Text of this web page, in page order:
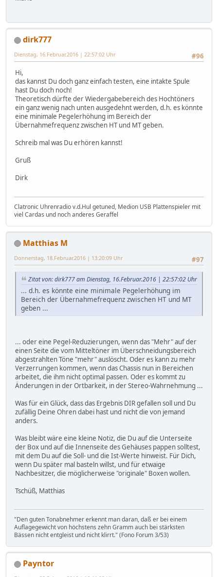
dirk777
#96
Dienstag, 16.Februar.2016 | 22:57:02 Uhr
Hi,
das kannst Du doch ganz einfach testen, eine intakte Spule
hast Du doch noch!
Theoretisch dürfte der Wiedergabebereich des Hochtöners
ein ganz wenig nach unten ausgedehnt werden, d.h. es könnte
eine minimale Pegelerhöhung im Bereich der
Übernahmefrequenz zwischen HT und MT geben.
Schreib mal was Du erhören kannst!
Gruß
Dirk
Clatronic Uhrenradio v.d.Hul getuned, Medion USB Plattenspieler mit
viel Cardas und noch anderes Geraffel
Matthias M
#97
Donnerstag, 18.Februar.2016 | 13:20:09 Uhr
Zitat von: dirk777 am Dienstag, 16.Februar.2016 | 22:57:02 Uhr
... d.h. es könnte eine minimale Pegelerhöhung im
Bereich der Übernahmefrequenz zwischen HT und MT
geben ...
... oder eine Pegel-Reduzierungen, wenn das "Mehr" auf der
einen Seite die vom Mitteltöner im Überschneidungsbereich
abgestrahlten Töne "mehr" auslöscht. Oder es kann zu mehr
Verzerrungen kommen, wenn das Chassis nun in Bereichen
arbeitet, die ihm nicht optimal passen. Oder es kommt zu
Änderungen in der Ortbarkeit, in der Stereo-Wahrnehmung ...
Was für ein Glück, dass das Ergebnis DIR gefallen soll und Du
zufällig Deine Ohren dabei hast und nicht die von jemand
anders.
Was bleibt wäre eine kleine Notiz, die Du auf die Unterseite
der Box und auf die Innenseite des Gehäuses pappen solltest,
mit dem Du auf die Soll- und die Ist-Werte hinweist. Für Dich,
wenn Du später mal basteln willst, und für etwaige
Nachbesitzer, die möglicherweise "originale" Boxen wollen.
Tschüß, Matthias
"Den guten Tonabnehmer erkennt man daran, daß er bei einem
Auflagegewicht von höchstens zehn Gramm auch bei stärksten
Bässen nicht entgleist und nicht klirrt." (Fono Forum 3/53)
Payntor